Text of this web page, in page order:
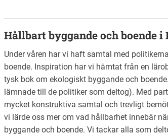
Hållbart byggande och boende
Under våren har vi haft samtal med
boende. Inspiration har vi hämtat från en
tysk bok om ekologiskt byggande och
lämnade till de politiker som deltog). Med
mycket konstruktiva samtal och trevligt
vi lärde oss mer om vad hållbarhet innebär
byggande och boende. Vi tackar alla som